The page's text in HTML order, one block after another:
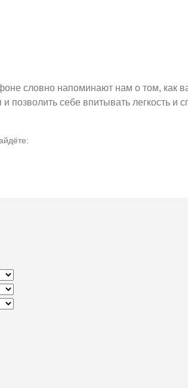
словно напоминают нам о том, как
позволить себе впитывать легкость и